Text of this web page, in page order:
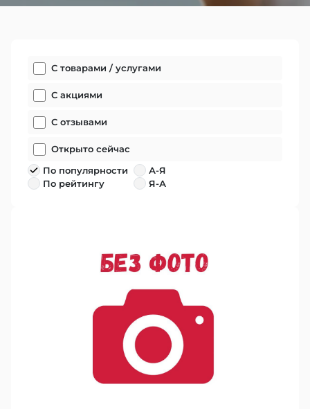
С товарами / услугами
С акциями
С отзывами
Открыто сейчас
По популярности
По рейтингу
А-Я
Я-А